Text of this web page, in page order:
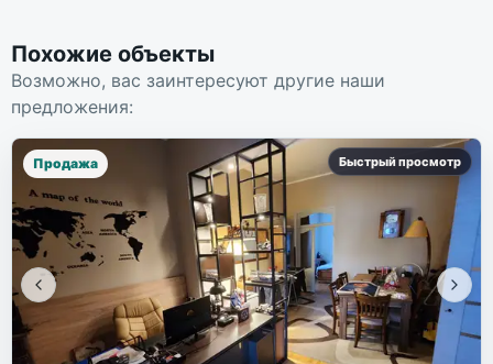
Похожие объекты
Возможно, вас заинтересуют другие наши
предложения:
Продажа Быстрый просмотр